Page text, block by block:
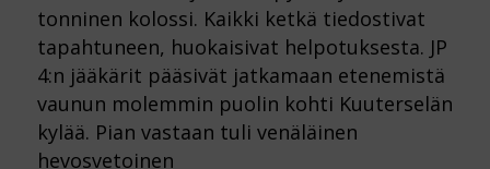
tonninen kolossi. Kaikki ketkä tiedostivat
tapahtuneen, huokaisivat helpotuksesta. JP
4:n jääkärit pääsivät jatkamaan etenemistä
vaunun molemmin puolin kohti Kuuterselän
kylää. Pian vastaan tuli venäläinen
hevosvetoinen